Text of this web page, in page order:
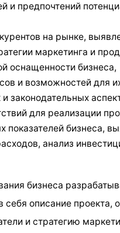
и предпочтений
на рынке,
маркетинга и
оснащенности бизнеса,
и возможностей для
законодательных
для реализации
показателей бизнеса,
анализ
бизнеса
описание проекта,
и стратегию